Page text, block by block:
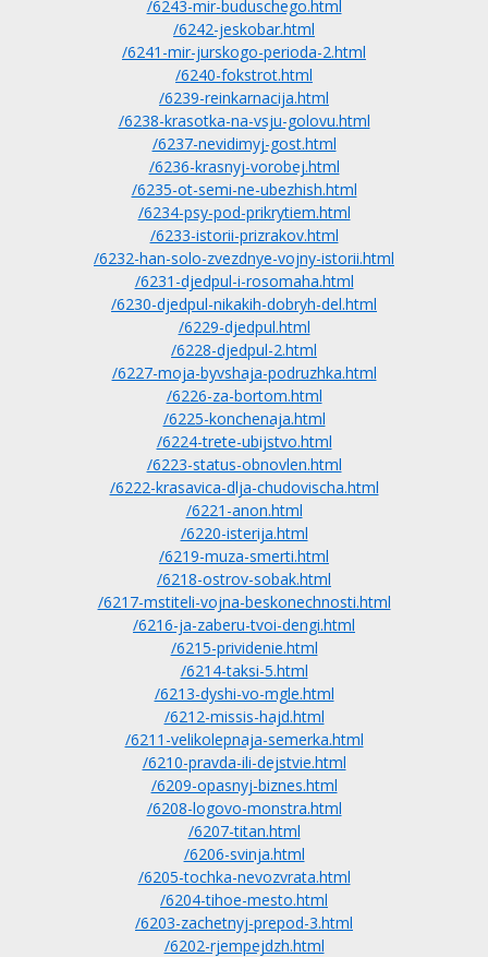
/6243-mir-buduschego.html
/6242-jeskobar.html
/6241-mir-jurskogo-perioda-2.html
/6240-fokstrot.html
/6239-reinkarnacija.html
/6238-krasotka-na-vsju-golovu.html
/6237-nevidimyj-gost.html
/6236-krasnyj-vorobej.html
/6235-ot-semi-ne-ubezhish.html
/6234-psy-pod-prikrytiem.html
/6233-istorii-prizrakov.html
/6232-han-solo-zvezdnye-vojny-istorii.html
/6231-djedpul-i-rosomaha.html
/6230-djedpul-nikakih-dobryh-del.html
/6229-djedpul.html
/6228-djedpul-2.html
/6227-moja-byvshaja-podruzhka.html
/6226-za-bortom.html
/6225-konchenaja.html
/6224-trete-ubijstvo.html
/6223-status-obnovlen.html
/6222-krasavica-dlja-chudovischa.html
/6221-anon.html
/6220-isterija.html
/6219-muza-smerti.html
/6218-ostrov-sobak.html
/6217-mstiteli-vojna-beskonechnosti.html
/6216-ja-zaberu-tvoi-dengi.html
/6215-prividenie.html
/6214-taksi-5.html
/6213-dyshi-vo-mgle.html
/6212-missis-hajd.html
/6211-velikolepnaja-semerka.html
/6210-pravda-ili-dejstvie.html
/6209-opasnyj-biznes.html
/6208-logovo-monstra.html
/6207-titan.html
/6206-svinja.html
/6205-tochka-nevozvrata.html
/6204-tihoe-mesto.html
/6203-zachetnyj-prepod-3.html
/6202-rjempejdzh.html